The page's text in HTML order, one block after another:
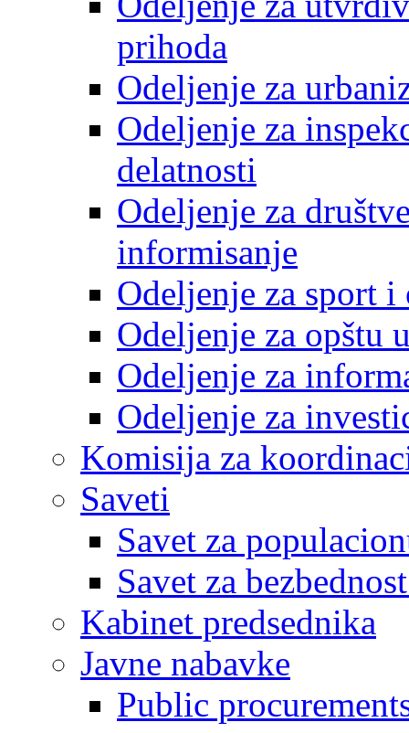
prihoda
Odeljenje za
Odeljenje za
delatnosti
Odeljenje za
informisanje
Odeljenje za sport
Odeljenje za opštu
Odeljenje za
Odeljenje za
Komisija za
Saveti
Savet za
Savet za
Kabinet predsednika
Javne nabavke
Public